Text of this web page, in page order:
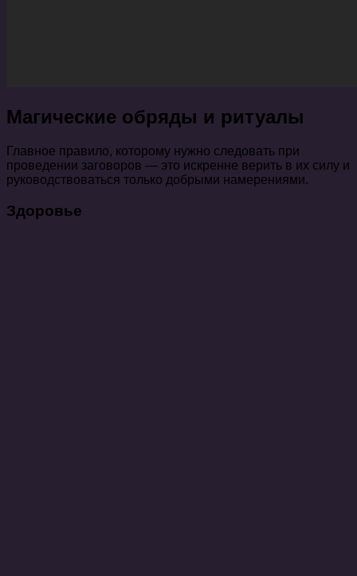
Магические обряды и ритуалы
Главное правило, которому нужно следовать при
проведении заговоров — это искренне верить в их силу и
руководствоваться только добрыми намерениями.
Здоровье